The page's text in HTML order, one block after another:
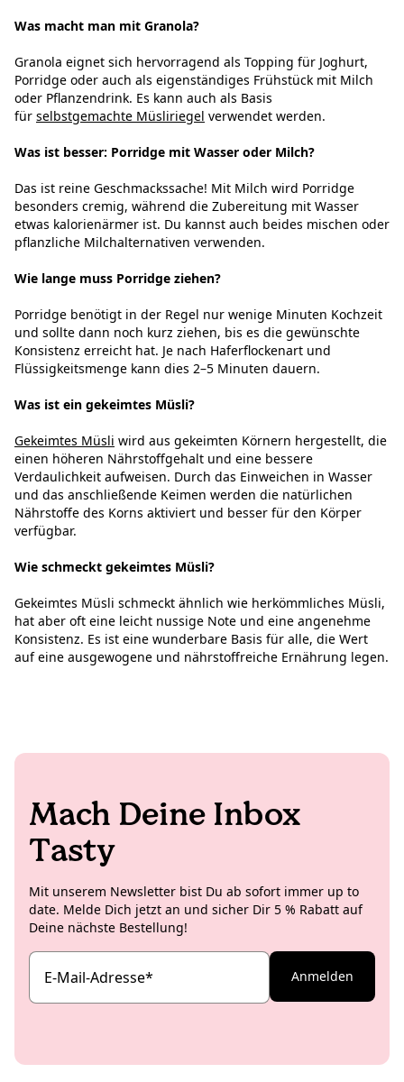
Was macht man mit Granola?
Granola eignet sich hervorragend als Topping für Joghurt,
Porridge oder auch als eigenständiges Frühstück mit Milch
oder Pflanzendrink. Es kann auch als Basis
für selbstgemachte Müsliriegel verwendet werden.
Was ist besser: Porridge mit Wasser oder Milch?
Das ist reine Geschmackssache! Mit Milch wird Porridge
besonders cremig, während die Zubereitung mit Wasser
etwas kalorienärmer ist. Du kannst auch beides mischen oder
pflanzliche Milchalternativen verwenden.
Wie lange muss Porridge ziehen?
Porridge benötigt in der Regel nur wenige Minuten Kochzeit
und sollte dann noch kurz ziehen, bis es die gewünschte
Konsistenz erreicht hat. Je nach Haferflockenart und
Flüssigkeitsmenge kann dies 2–5 Minuten dauern.
Was ist ein gekeimtes Müsli?
Gekeimtes Müsli wird aus gekeimten Körnern hergestellt, die
einen höheren Nährstoffgehalt und eine bessere
Verdaulichkeit aufweisen. Durch das Einweichen in Wasser
und das anschließende Keimen werden die natürlichen
Nährstoffe des Korns aktiviert und besser für den Körper
verfügbar.
Wie schmeckt gekeimtes Müsli?
Gekeimtes Müsli schmeckt ähnlich wie herkömmliches Müsli,
hat aber oft eine leicht nussige Note und eine angenehme
Konsistenz. Es ist eine wunderbare Basis für alle, die Wert
auf eine ausgewogene und nährstoffreiche Ernährung legen.
Mach Deine Inbox
Tasty
Mit unserem Newsletter bist Du ab sofort immer up to
date. Melde Dich jetzt an und sicher Dir 5 % Rabatt auf
Deine nächste Bestellung!
E-Mail-Adresse* Anmelden